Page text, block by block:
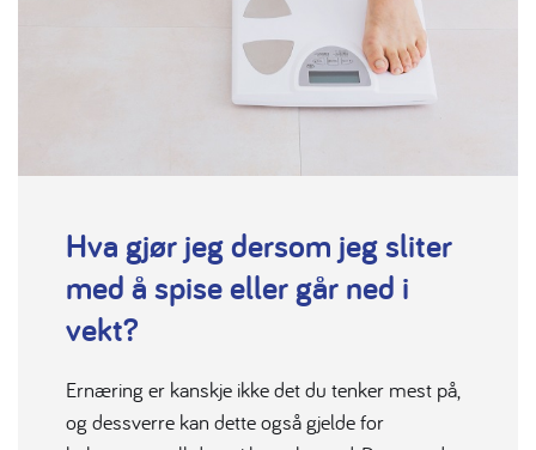
Hva gjør jeg dersom jeg sliter
med å spise eller går ned i
vekt?
Ernæring er kanskje ikke det du tenker mest på,
og dessverre kan dette også gjelde for